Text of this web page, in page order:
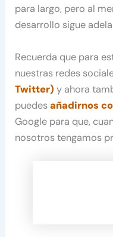
para largo, pero al
desarrollo sigue
Recuerda que para
nuestras redes
Twitter) y ahora
puedesañadirnos
Google para que,
nosotros tengamos